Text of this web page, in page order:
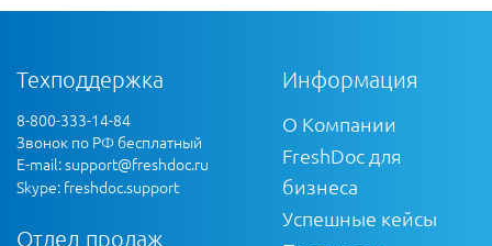
Техподдержка
8-800-333-14-84
Звонок по РФ бесплатный
E-mail:support@freshdoc.ru
Skype: freshdoc.support
Отдел продаж
Информация
О Компании
FreshDoc для
бизнеса
Успешные кейсы